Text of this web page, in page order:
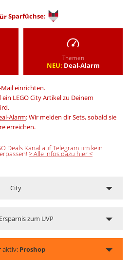
Sparfüchse:
Themen
NEU: Deal-Alarm
einrichten.
LEGO City Artikel zu Deinem
Alarm: Wir melden dir Sets, sobald sie
erreichen.
Deals Kanal auf Telegram um kein
> Alle Infos dazu hier <
City
zum UVP
aktiv: Proshop